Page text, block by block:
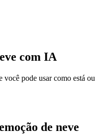
com IA
pode usar como está
de neve